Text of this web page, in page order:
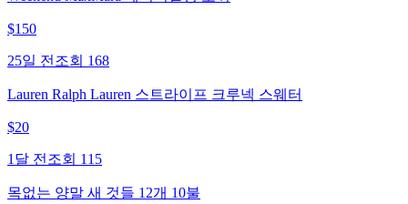
$150
25일 전 조회 168
Lauren Ralph Lauren 스트라이프 크루넥 스웨터
$20
1달 전 조회 115
목없는 양말 새 것들 12개 10불